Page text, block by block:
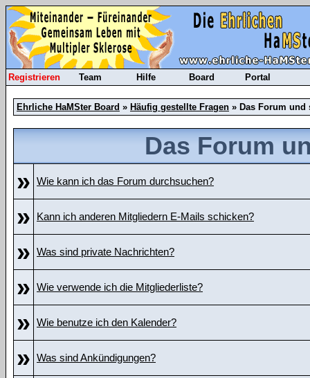
Registrieren Team Hilfe Board Portal
Ehrliche HaMSter Board » Häufig gestellte Fragen » Das Forum und
Das Forum
» Wie kann ich das Forum durchsuchen?
» Kann ich anderen Mitgliedern E-Mails schicken?
» Was sind private Nachrichten?
» Wie verwende ich die Mitgliederliste?
» Wie benutze ich den Kalender?
» Was sind Ankündigungen?